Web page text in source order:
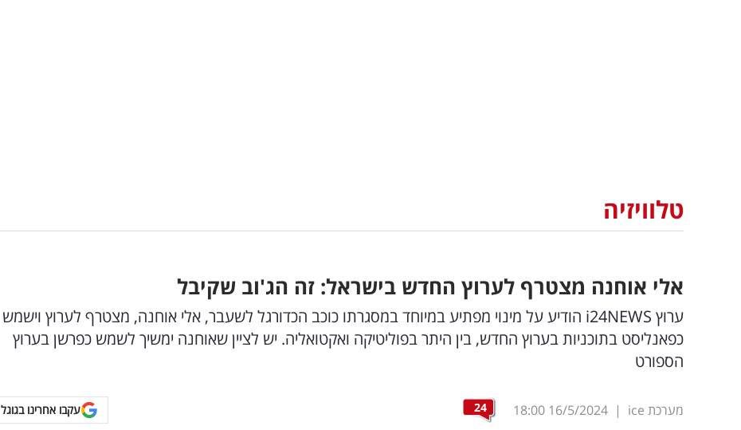
טלוויזיה
אלי אוחנה מצטרף לערוץ החדש בישראל: זה הג'וב שקיבל
ערוץ i24NEWS הודיע על מינוי מפתיע במיוחד במסגרתו כוכב הכדורגל לשעבר, אלי אוחנה, מצטרף לערוץ וישמש
כפאנליסט בתוכניות בערוץ החדש, בין היתר בפוליטיקה ואקטואליה. יש לציין שאוחנה ימשיך לשמש כפרשן בערוץ
הספורט
מערכת ice |
16/5/2024
18:00
24 עקבו אחרינו בגוגל